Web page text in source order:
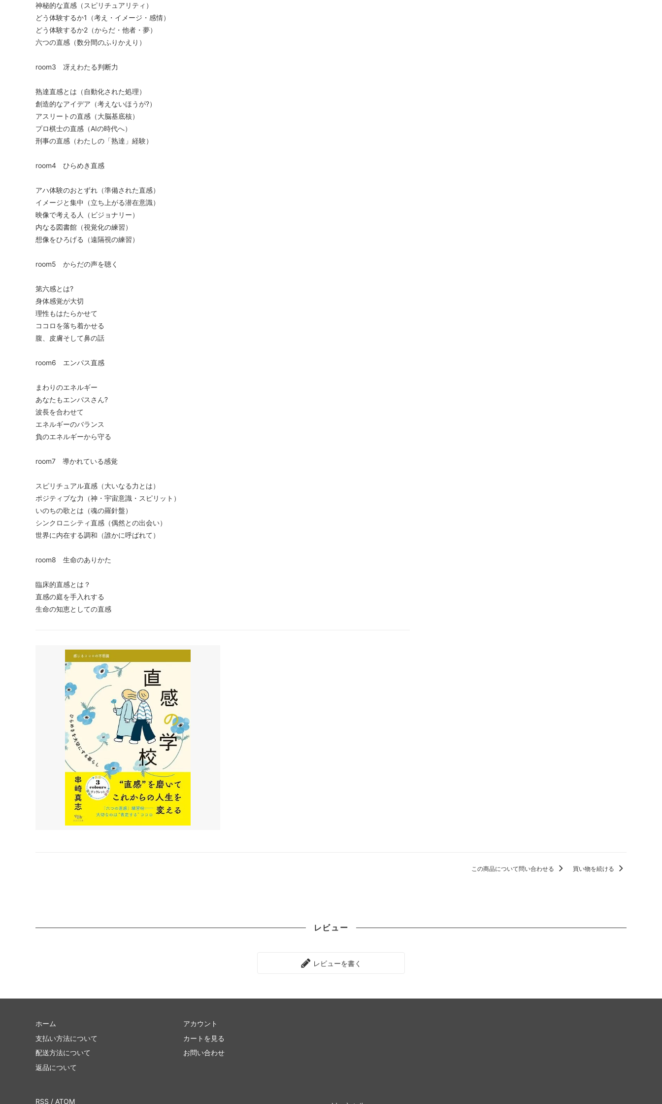
神秘的な直感（スピリチュアリティ）
どう体験するか1（考え・イメージ・感情）
どう体験するか2（からだ・他者・夢）
六つの直感（数分間のふりかえり）
room3 冴えわたる判断力
熟達直感とは（自動化された処理）
創造的なアイデア（考えないほうが?）
アスリートの直感（大脳基底核）
プロ棋士の直感（AIの時代へ）
刑事の直感（わたしの「熟達」経験）
room4 ひらめき直感
アハ体験のおとずれ（準備された直感）
イメージと集中（立ち上がる潜在意識）
映像で考える人（ビジョナリー）
内なる図書館（視覚化の練習）
想像をひろげる（遠隔視の練習）
room5 からだの声を聴く
第六感とは?
身体感覚が大切
理性もはたらかせて
ココロを落ち着かせる
腹、皮膚そして鼻の話
room6 エンパス直感
まわりのエネルギー
あなたもエンパスさん?
波長を合わせて
エネルギーのバランス
負のエネルギーから守る
room7 導かれている感覚
スピリチュアル直感（大いなる力とは）
ポジティブな力（神・宇宙意識・スピリット）
いのちの歌とは（魂の羅針盤）
シンクロニシティ直感（偶然との出会い）
世界に内在する調和（誰かに呼ばれて）
room8 生命のありかた
臨床的直感とは？
直感の庭を手入れする
生命の知恵としての直感
この商品について問い合わせる 買い物を続ける
レビュー
レビューを書く
ホーム
支払い方法について
配送方法について
返品について
アカウント
カートを見る
お問い合わせ
RSS / ATOM